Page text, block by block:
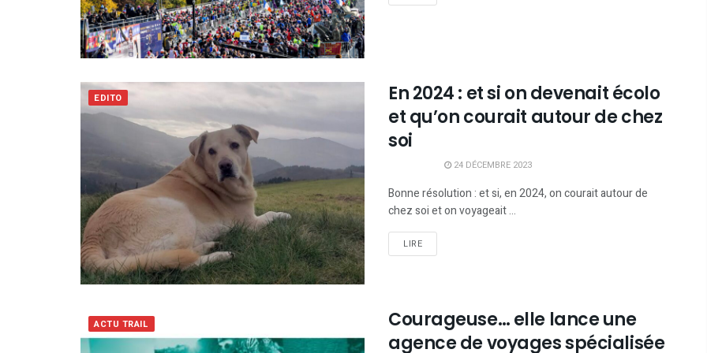
EDITO
En 2024 : et si on devenait écolo
et qu’on courait autour de chez
soi
24 DÉCEMBRE 2023
Bonne résolution : et si, en 2024, on courait autour de
chez soi et on voyageait ...
LIRE
ACTU TRAIL
Courageuse… elle lance une
agence de voyages spécialisée